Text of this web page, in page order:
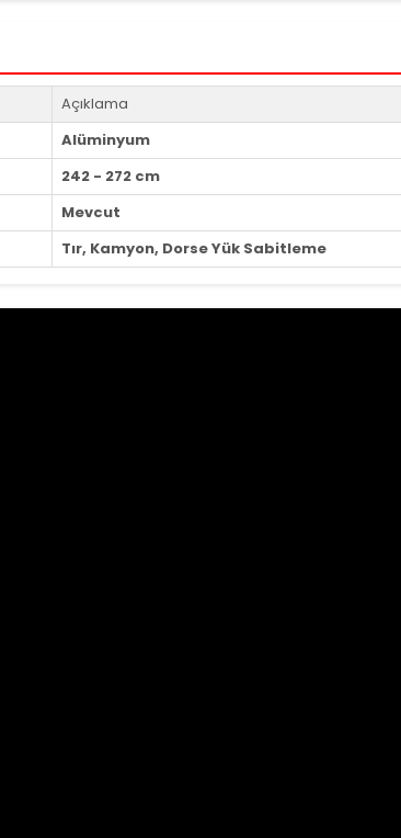
Açıklama
Alüminyum
242 - 272 cm
Mevcut
Tır, Kamyon, Dorse Yük Sabitleme